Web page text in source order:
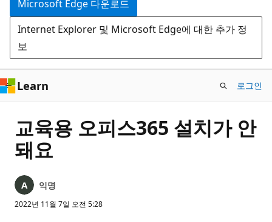
너
뛰
기
Microsoft Edge 다운로드
Internet Explorer 및 Microsoft Edge에 대한 추가 정
보
Learn 로그인
교육용 오피스365 설치가 안
돼요
익명
2022년 11월 7일 오전 5:28